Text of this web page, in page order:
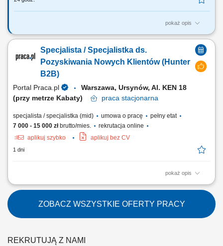
pokaż opis
Twoje obowiązki Przeprowadzanie załadunku i rozładunku;
(silos/cysterna) Utrzymanie pojazdu wewnątrz i na zewnątrz;
Specjalista / Specjalistka ds.
Pozyskiwania Nowych Klientów (Hunter
B2B)
Portal Praca.pl
Warszawa, Ursynów, Al. KEN 18
(przy metrze Kabaty)
praca stacjonarna
specjalista / specjalistka (mid) umowa o pracę
pełny etat
7 000 - 15 000 złbrutto/mies.
rekrutacja online
aplikuj szybko
aplikuj bez CV
1 dni
pokaż opis
Zakres obowiązków: Będziesz pierwszą osobą, z którą rozmawia klient.
To od Ciebie będzie zależało, czy szybko otrzyma właściwe rozwiązanie
i odpowiednie wsparcie. szybkie nawiązywanie kontaktu z klientami
klienta do...
ZOBACZ WSZYSTKIE OFERTY PRACY
REKRUTUJĄ Z NAMI